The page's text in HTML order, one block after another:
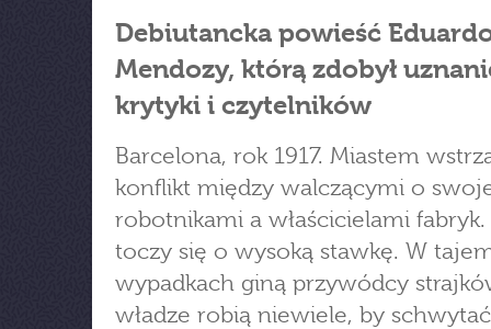
Debiutancka powieść
Mendozy, którą zdobył
krytyki i czytelników
Barcelona, rok 1917. Miastem
konflikt między walczącymi o
robotnikami a właścicielami fabryk.
toczy się o wysoką stawkę. W
wypadkach giną przywódcy
władze robią niewiele, by schwytać